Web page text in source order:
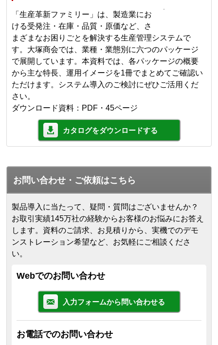
「生産革新ファミリー」は、製造業にお
ける受発注・在庫・品質・原価など、さ
まざまなお困りごとを解決する生産管理システムで
す。大塚商会では、業種・業態別に六つのパッケージ
で展開しています。本資料では、各パッケージの概要
から主な特長、運用イメージを1冊でまとめてご確認い
ただけます。システム導入のご検討にぜひご活用くだ
さい。
ダウンロード資料：PDF・45ページ
カタログをダウンロードする
お問い合わせ・ご依頼はこちら
製品導入に当たって、疑問・質問はございませんか？
お取引実績145万社の経験からお客様のお悩みにお答え
します。 資料のご請求、お見積りから、実機でのデモ
ンストレーション希望など、お気軽にご相談くださ
い。
Webでのお問い合わせ
入力フォームから問い合わせる
お電話でのお問い合わせ